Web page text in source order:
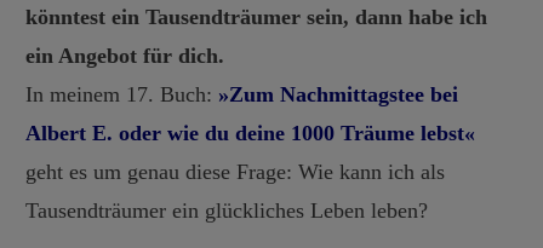
könntest ein Tausendträumer sein, dann habe ich
ein Angebot für dich.
In meinem 17. Buch: »Zum Nachmittagstee bei
Albert E. oder wie du deine 1000 Träume lebst«
geht es um genau diese Frage: Wie kann ich als
Tausendträumer ein glückliches Leben leben?